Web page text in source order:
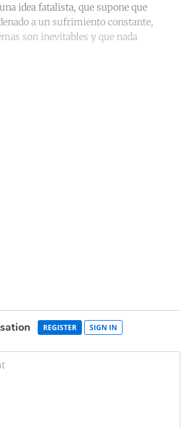
idea fatalista, que supone que
a un sufrimiento constante,
son inevitables y que nada